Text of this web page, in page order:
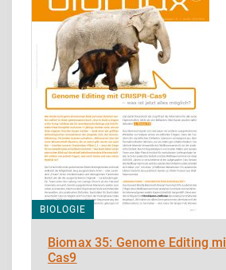
BIOLOGIE
Biomax 35: Genome Editing
Cas9